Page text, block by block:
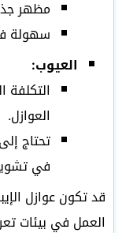
مظهر
سهولة
العيوب:
التكلفة
العوازل.
تحتاج
في
قد تكون عوازل
العمل في بيئات